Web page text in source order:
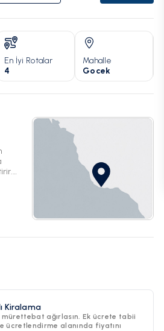
En İyi Rotalar
4
Mahalle
Gocek
Kiralama
mürettebat ağırlasın. Ek ücrete tabii
ücretlendirme alanında fiyatını